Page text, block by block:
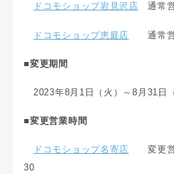
ドコモショップ岩見沢店 通常
ドコモショップ恵庭店 通常営
■変更期間
2023年8月1日（火）～8月31日
■変更営業時間
ドコモショップ名寄店 変更営
30